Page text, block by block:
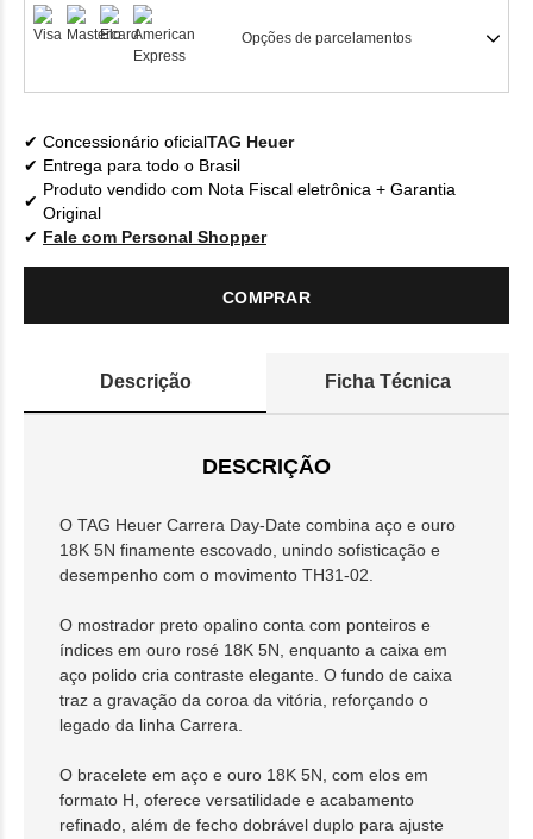
Opções de parcelamentos
Concessionário oficialTAG Heuer
Entrega para todo o Brasil
Produto vendido com Nota Fiscal eletrônica + Garantia
Original
Fale com Personal Shopper
COMPRAR
Descrição Ficha Técnica
DESCRIÇÃO
O TAG Heuer Carrera Day-Date combina aço e ouro
18K 5N finamente escovado, unindo sofisticação e
desempenho com o movimento TH31-02.
O mostrador preto opalino conta com ponteiros e
índices em ouro rosé 18K 5N, enquanto a caixa em
aço polido cria contraste elegante. O fundo de caixa
traz a gravação da coroa da vitória, reforçando o
legado da linha Carrera.
O bracelete em aço e ouro 18K 5N, com elos em
formato H, oferece versatilidade e acabamento
refinado, além de fecho dobrável duplo para ajuste